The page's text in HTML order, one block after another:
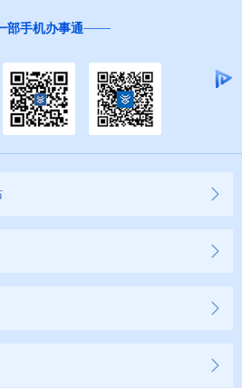
部手机办事通